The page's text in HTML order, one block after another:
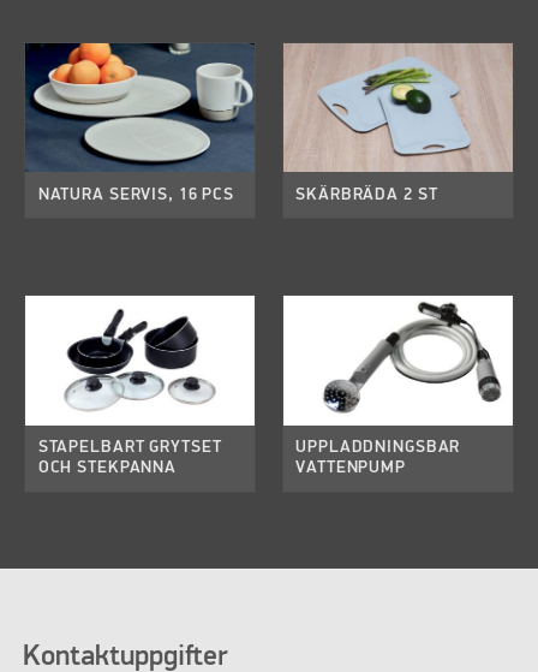
NATURA SERVIS, 16 PCS SKÄRBRÄDA 2 ST
STAPELBART GRYTSET
OCH STEKPANNA
UPPLADDNINGSBAR
VATTENPUMP
Kontaktuppgifter